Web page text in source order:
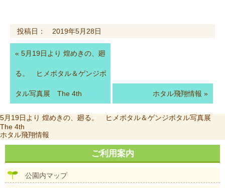
投稿日： 2019年5月28日
« 5月19日より 煌めきの、廻
る。 ヒメボタル＆ゲンジボ
タル写真展 The 4th ホタル飛翔情報 »
投
稿
ナ
ビ
ー
前
の
投
稿:
5月19日より 煌めきの、廻る。 ヒメボタル＆ゲンジボタル写真展
The 4th
次
の
稿:
ホタル飛翔情報
ご利用案内
公園内マップ